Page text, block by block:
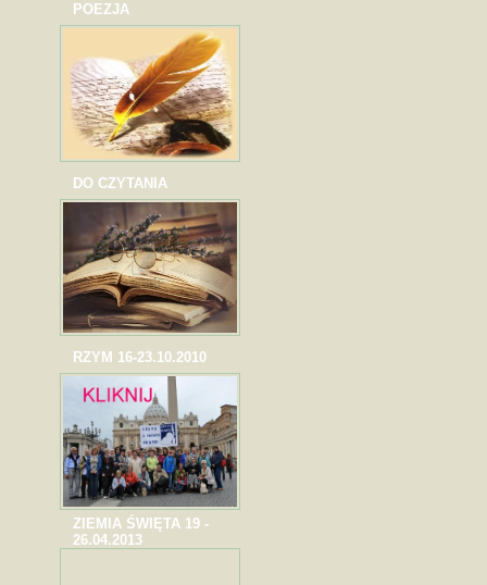
POEZJA
DO CZYTANIA
RZYM 16-23.10.2010
ZIEMIA ŚWIĘTA 19 -
26.04.2013